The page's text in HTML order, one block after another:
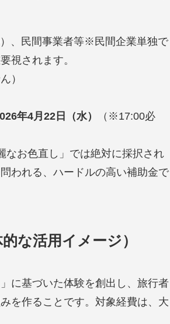
、民間事業者等※民間企業単独で
視されます。
）
年4月22日（水）
（※17:00必
なお色直し」では絶対に採択され
われる、ハードルの高い補助金で
な活用イメージ）
に基づいた体験を創出し、旅行者
を作ることです。対象経費は、大